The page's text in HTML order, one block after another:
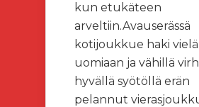
kun etukäteen
arveltiin.Avauserässä
kotijoukkue haki vielä
uomiaan ja vähillä
hyvällä syötöllä erän
pelannut